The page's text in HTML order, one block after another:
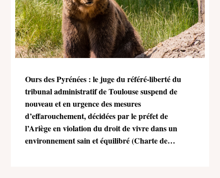
Ours des Pyrénées : le juge du référé-liberté du
tribunal administratif de Toulouse suspend de
nouveau et en urgence des mesures
d’effarouchement, décidées par le préfet de
l’Ariège en violation du droit de vivre dans un
environnement sain et équilibré (Charte de